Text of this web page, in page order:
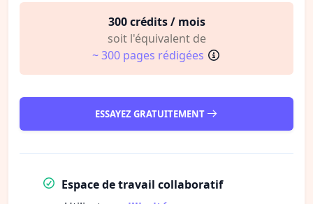
300 crédits / mois
soit l'équivalent de
~ 300 pages rédigées
ESSAYEZ GRATUITEMENT
Espace de travail collaboratif